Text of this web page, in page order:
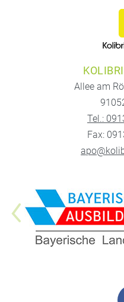
Allee am
Tel.:
Fax: